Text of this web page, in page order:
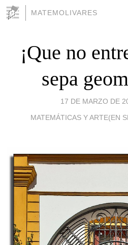
MATEMOLIVARES
¡Que no
sepa
17 DE MARZO DE
MATEMÁTICAS Y ARTE(EN